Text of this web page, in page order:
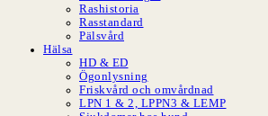
Rashistoria
Rasstandard
Pälsvård
Hälsa
HD & ED
Ögonlysning
Friskvård och omvårdnad
LPN 1 & 2, LPPN3 & LEMP